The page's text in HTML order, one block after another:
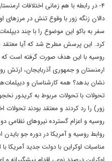
۴- در رابطه با هم زمانی اختلافات
دالان زنگه زور با وقوع تنش در مرزهای
سفر به باکو این موضوع را با چند
کرد. این پرسش مطرح شد که آیا معتقد
روسیه با این هدف صورت گرفته است
ارمنستان و جمهوری آذربایجان، ارتش
نشان بدهد؟ همه کارشناسان و
تحولات با تحولات مربوط به کریدور
زور) را رد کردند و معتقد بودند
روسیه و اعزام گسترده نیروهای نظامی
روابط روسیه و آمریکا در دوره جو
مناسبات اوکراین با دولت جدید آمریکا